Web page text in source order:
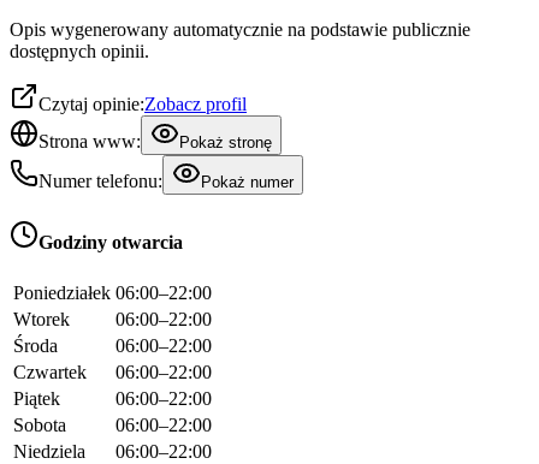
Opis wygenerowany automatycznie na podstawie publicznie
dostępnych opinii.
Czytaj opinie:Zobacz profil
Strona www:
Pokaż stronę
Numer telefonu: Pokaż numer
Godziny otwarcia
Poniedziałek 06:00–22:00
Wtorek
06:00–22:00
Środa
06:00–22:00
Czwartek
06:00–22:00
Piątek
06:00–22:00
Sobota
06:00–22:00
Niedziela
06:00–22:00